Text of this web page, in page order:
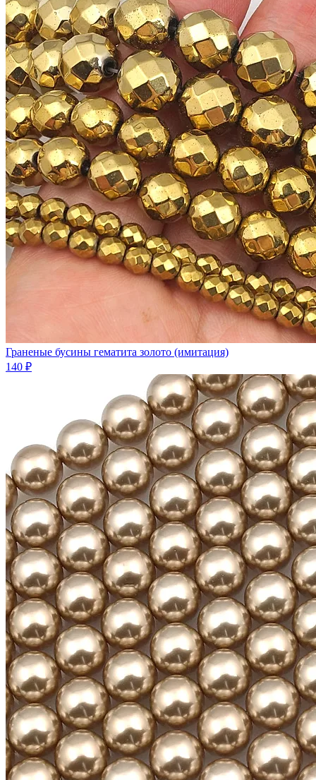
Граненые бусины гематита золото (имитация)
140 ₽